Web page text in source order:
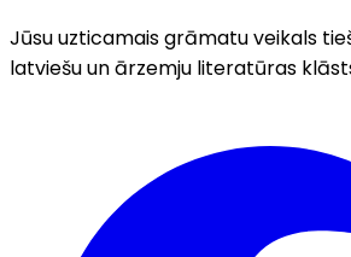
Jūsu uzticamais grāmatu veikals
latviešu un ārzemju literatūras